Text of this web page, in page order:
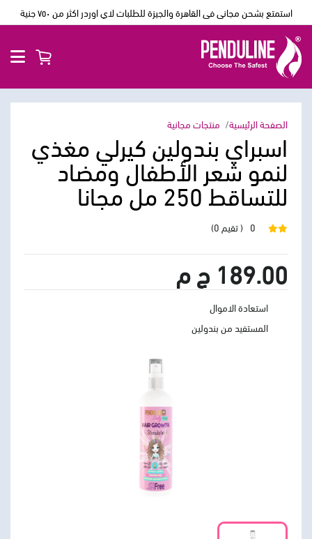
استمتع بشحن مجانى فى القاهرة والجيزة للطلبات لاي اوردر اكثر من ٧٥٠ جنية
الصفحة الرئيسية منتجات مجانية
اسبراي بندولين كيرلي مغذي
لنمو شعر الأطفال ومضاد
للتساقط 250 مل مجانا
0 ( تقيم 0)
189.00 ج م
استعادة الاموال
المستفيد من بندولين